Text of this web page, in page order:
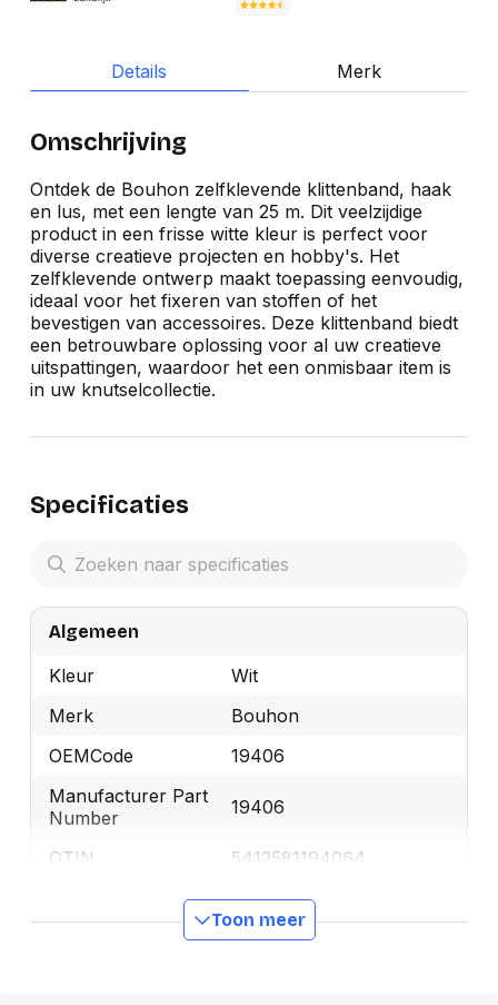
Details Merk
Omschrijving
Ontdek de Bouhon zelfklevende klittenband, haak
en lus, met een lengte van 25 m. Dit veelzijdige
product in een frisse witte kleur is perfect voor
diverse creatieve projecten en hobby's. Het
zelfklevende ontwerp maakt toepassing eenvoudig,
ideaal voor het fixeren van stoffen of het
bevestigen van accessoires. Deze klittenband biedt
een betrouwbare oplossing voor al uw creatieve
uitspattingen, waardoor het een onmisbaar item is
in uw knutselcollectie.
Specificaties
Algemeen
Kleur
Wit
Merk
Bouhon
OEMCode
19406
Manufacturer Part
Number
19406
GTIN 5412581194064
Productformaat Toon meer